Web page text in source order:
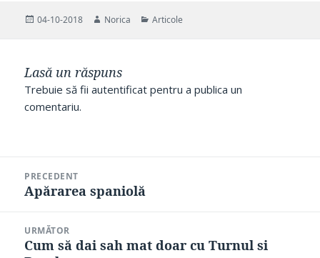
Publicat
04-10-2018 Autor
Norica Categorii
Articole
Lasă un răspuns
Trebuie să fiiautentificat pentru a publica un
comentariu.
articole
PRECEDENT
Articolul
Apărarea spaniolă
URMĂTOR
Articolul
Cum să dai sah mat doar cu Turnul si